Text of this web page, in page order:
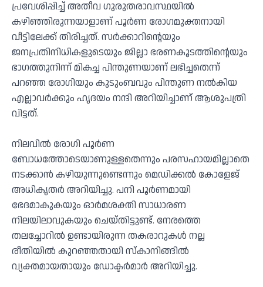
പ്രവേശിപ്പിച്ച് അതീവ ഗുരുതരാവസ്ഥയില്‍
കഴിഞ്ഞിരുന്നയാളാണ് പൂര്‍ണ രോഗമുക്തനായി
വീട്ടിലേക്ക് തിരിച്ചത്. സര്‍ക്കാറിന്റെയും
ജനപ്രതിനിധികളുടെയും ജില്ലാ ഭരണകൂടത്തിന്റെയും
ഭാഗത്തുനിന്ന് മികച്ച പിന്തുണയാണ് ലഭിച്ചതെന്ന്
പറഞ്ഞ രോഗിയും കുടുംബവും പിന്തുണ നല്‍കിയ
എല്ലാവര്‍ക്കും ഹൃദയം നന്ദി അറിയിച്ചാണ് ആശുപത്രി
വിട്ടത്.
നിലവില്‍ രോഗി പൂര്‍ണ
ബോധത്തോടെയാണുള്ളതെന്നും പരസഹായമില്ലാതെ
നടക്കാന്‍ കഴിയുന്നുണ്ടെന്നും മെഡിക്കല്‍ കോളേജ്
അധികൃതര്‍ അറിയിച്ചു. പനി പൂര്‍ണമായി
ഭേദമാകുകയും ഓര്‍മശക്തി സാധാരണ
നിലയിലാവുകയും ചെയ്തിട്ടുണ്ട്. നേരത്തെ
തലച്ചോറില്‍ ഉണ്ടായിരുന്ന തകരാറുകള്‍ നല്ല
രീതിയില്‍ കുറഞ്ഞതായി സ്‌കാനിങ്ങില്‍
വ്യക്തമായതായും ഡോക്ടര്‍മാര്‍ അറിയിച്ചു.